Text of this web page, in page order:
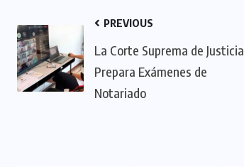
PREVIOUS
La Corte Suprema de Justicia
Prepara Exámenes de
Notariado